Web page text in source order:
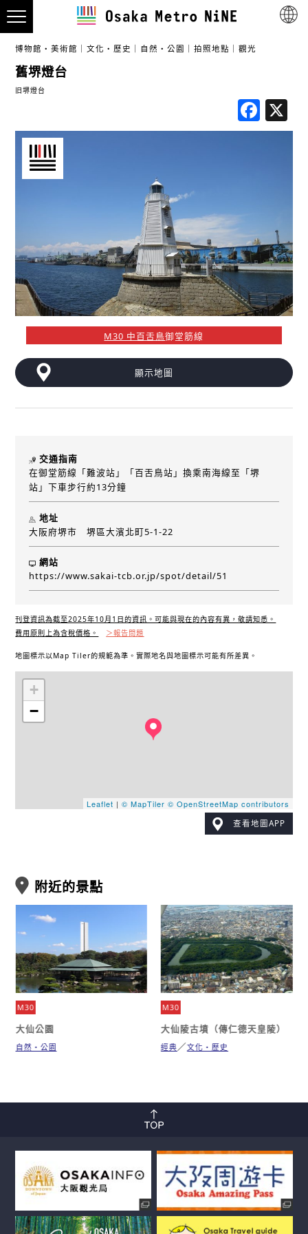
博物館・美術館 文化・歷史 自然・公園 拍照地點 觀光
舊堺燈台
旧堺燈台
M30 中百舌鳥御堂筋線
顯示地圖
交通指南
在御堂筋線「難波站」「百舌鳥站」換乘南海線至「堺
站」下車步行約13分鐘
地址
大阪府堺市 堺區大濱北町5-1-22
網站
https://www.sakai-tcb.or.jp/spot/detail/51
刊登資訊為截至2025年10月1日的資訊。可能與現在的內容有異，敬請知悉。
費用原則上為含稅價格。
＞報告問題
地圖標示以Map Tiler的規範為準。實際地名與地圖標示可能有所差異。
+
−
Leaflet | © MapTiler © OpenStreetMap contributors
查看地圖APP
附近的景點
M30
大仙公園
自然・公園
M30
大仙陵古墳（傳仁德天皇陵）
經典 文化・歷史